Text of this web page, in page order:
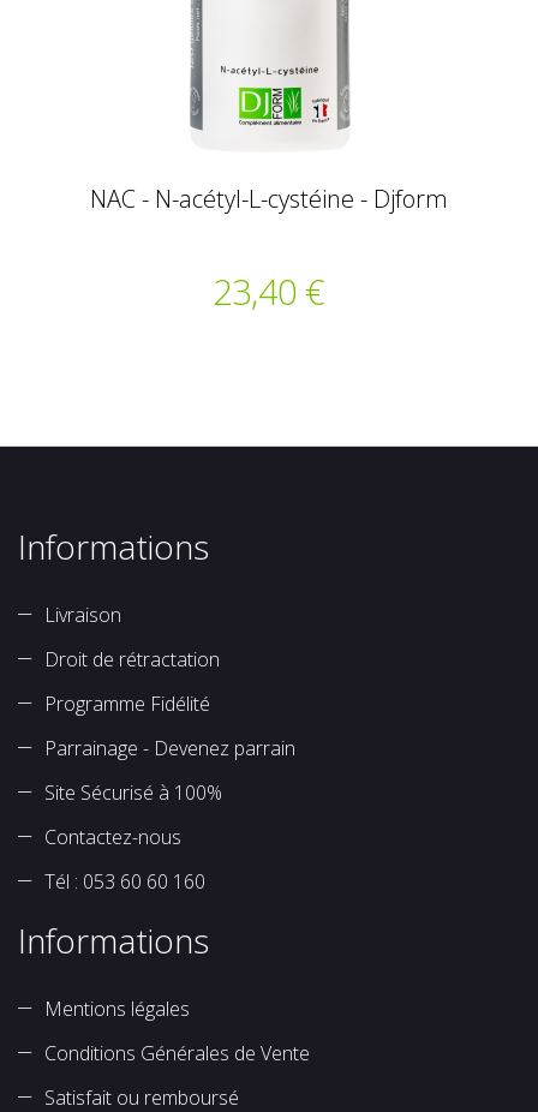
NAC - N-acétyl-L-cystéine - Djform
23,40 €
Informations
Livraison
Droit de rétractation
Programme Fidélité
Parrainage - Devenez parrain
Site Sécurisé à 100%
Contactez-nous
Tél : 053 60 60 160
Informations
Mentions légales
Conditions Générales de Vente
Satisfait ou remboursé